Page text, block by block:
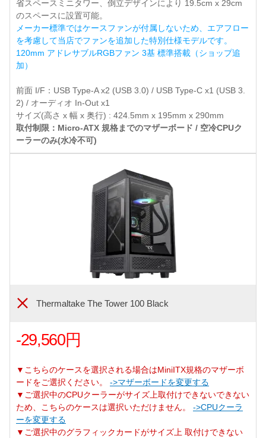
省スペースミニタワー、倒立デザインにより 19.5cm x 29cm
のスペースに設置可能。
メーカー標準ではケースファンが付属しないため、エアフロー
を考慮して当店でファンを追加した特別仕様モデルです。
120mm アドレサブルRGBファン 3基 標準搭載（ショップ追
加）
前面 I/F：USB Type-A x2 (USB 3.0) / USB Type-C x1 (USB 3.
2) / オーディオ In-Out x1
サイズ(高さ x 幅 x 奥行) : 424.5mm x 195mm x 290mm
取付制限：Micro-ATX 規格までのマザーボード / 空冷CPUク
ーラーのみ(水冷不可)
Thermaltake The Tower 100 Black
-29,560円
▼こちらのケースを選択される場合はMiniITX規格のマザーボ
ードをご選択ください。 ->マザーボードを変更する
▼ご選択中のCPUクーラーがサイズ上取付けできないできない
ため、こちらのケースは選択いただけません。 ->CPUクーラ
ーを変更する
▼ご選択中のグラフィックカードがサイズ上 取付けできない